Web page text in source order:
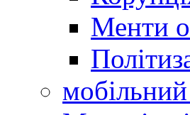
Менти
мобільний